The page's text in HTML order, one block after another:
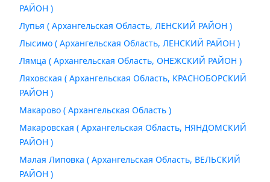
РАЙОН )
Лупья ( Архангельская Область, ЛЕНСКИЙ РАЙОН )
Лысимо ( Архангельская Область, ЛЕНСКИЙ РАЙОН )
Лямца ( Архангельская Область, ОНЕЖСКИЙ РАЙОН )
Ляховская ( Архангельская Область, КРАСНОБОРСКИЙ
РАЙОН )
Макарово ( Архангельская Область )
Макаровская ( Архангельская Область, НЯНДОМСКИЙ
РАЙОН )
Малая Липовка ( Архангельская Область, ВЕЛЬСКИЙ
РАЙОН )